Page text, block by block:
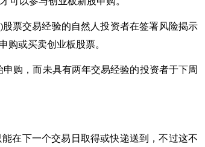
股票交易经验的自然人投资者在签署风险揭示
购或买卖创业板股票。
购，而未具有两年交易经验的投资者于下周
在下一个交易日取得或快递送到，不过这不